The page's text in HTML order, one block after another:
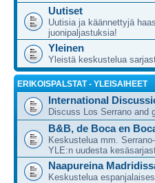
Uutiset
Uutisia ja käännettyjä
juonipaljastuksia!
Yleinen
Yleistä keskustelua
ERIKOISPALSTAT - YLEISAIHEET
International
Discuss Los Serrano and
B&B, de Boca en
Keskustelua mm.
YLE:n uudesta
Naapureina
Keskustelua